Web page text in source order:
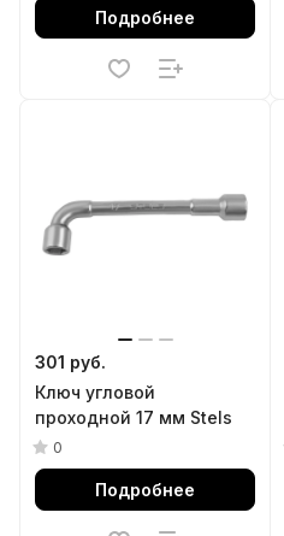
Подробнее
301 руб.
Ключ угловой
проходной 17 мм Stels
0
Подробнее